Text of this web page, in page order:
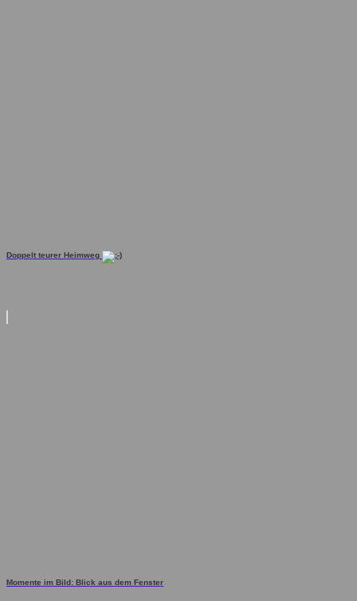
Doppelt teurer Heimweg
Momente im Bild: Blick aus dem Fenster